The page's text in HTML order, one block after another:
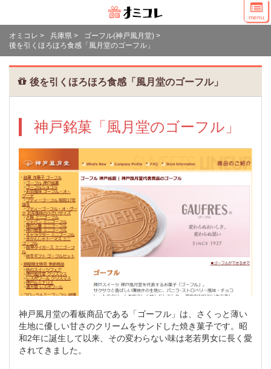
menu
オミコレ > 兵庫県 > ゴーフル(神戸風月堂) >
後を引くほろほろ食感「風月堂のゴーフル」
後を引くほろほろ食感「風月堂のゴーフル」
神戸銘菓「風月堂のゴーフル」
神戸風月堂の看板商品である「ゴーフル」は、さくっと薄い
生地に優しい甘さのクリームをサンドした焼き菓子です。昭
和2年に誕生して以来、その変わらない味は老若男女に長く愛
されてきました。